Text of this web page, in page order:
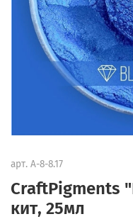
арт. A-8-8.17
CraftPigments
кит, 25мл